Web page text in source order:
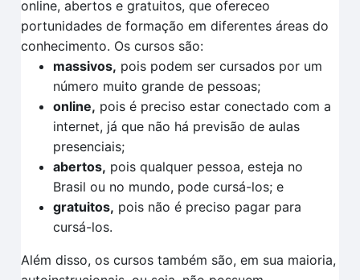
online, abertos e gratuitos, que ofereceo
portunidades de formação em diferentes áreas do
conhecimento. Os cursos são:
massivos, pois podem ser cursados por um
número muito grande de pessoas;
online, pois é preciso estar conectado com a
internet, já que não há previsão de aulas
presenciais;
abertos, pois qualquer pessoa, esteja no
Brasil ou no mundo, pode cursá-los; e
gratuitos, pois não é preciso pagar para
cursá-los.
Além disso, os cursos também são, em sua maioria,